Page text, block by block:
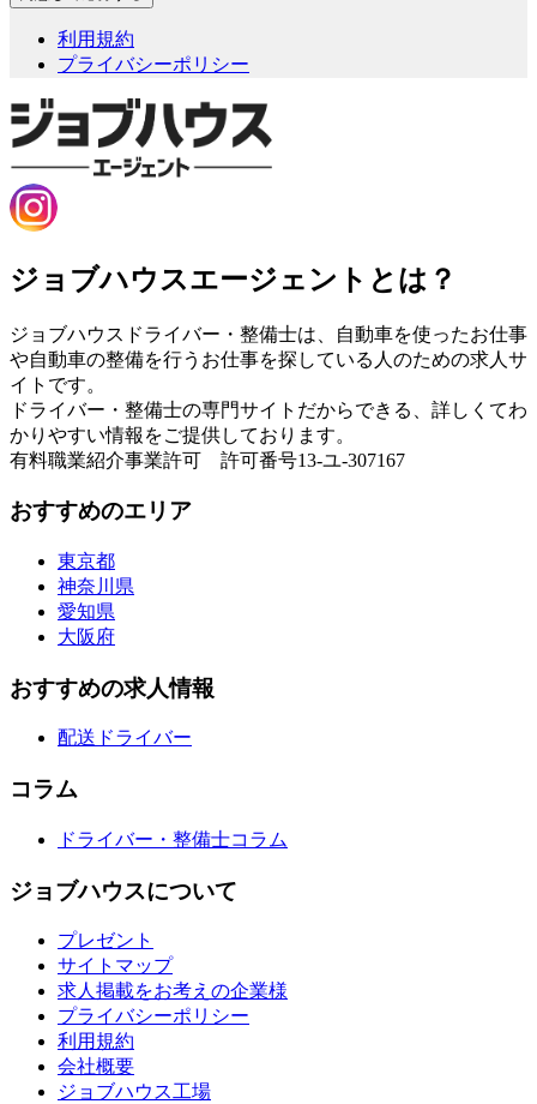
利用規約
プライバシーポリシー
ジョブハウスエージェントとは？
ジョブハウスドライバー・整備士は、自動車を使ったお仕事
や自動車の整備を行うお仕事を探している人のための求人サ
イトです。
ドライバー・整備士の専門サイトだからできる、詳しくてわ
かりやすい情報をご提供しております。
有料職業紹介事業許可 許可番号13-ユ-307167
おすすめのエリア
東京都
神奈川県
愛知県
大阪府
おすすめの求人情報
配送ドライバー
コラム
ドライバー・整備士コラム
ジョブハウスについて
プレゼント
サイトマップ
求人掲載をお考えの企業様
プライバシーポリシー
利用規約
会社概要
ジョブハウス工場